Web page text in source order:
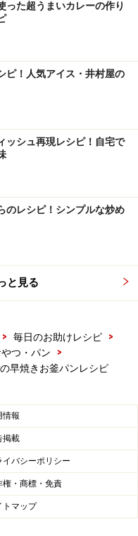
拭いて炊飯器にセット
は、焼けたパンがくっ
生地をもちあげて、薄
て30～40分発酵させ
った超うまいカレーの作り
ピ！人気アイス・井村屋の
ッシュ再現レシピ！自宅で
のレシピ！シンプルな炒め
と見る
> 毎日のお助けレシピ
>
つ・パン
>
早焼きお釜パンレシピ
情報
掲載
イバシーポリシー
権・商標・免責
トマップ